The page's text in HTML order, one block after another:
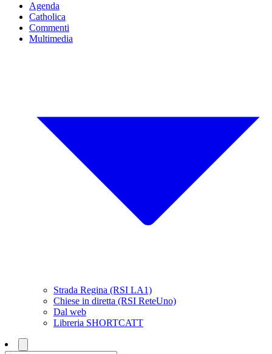
Agenda
Catholica
Commenti
Multimedia
Strada Regina (RSI LA1)
Chiese in diretta (RSI ReteUno)
Dal web
Libreria SHORTCATT